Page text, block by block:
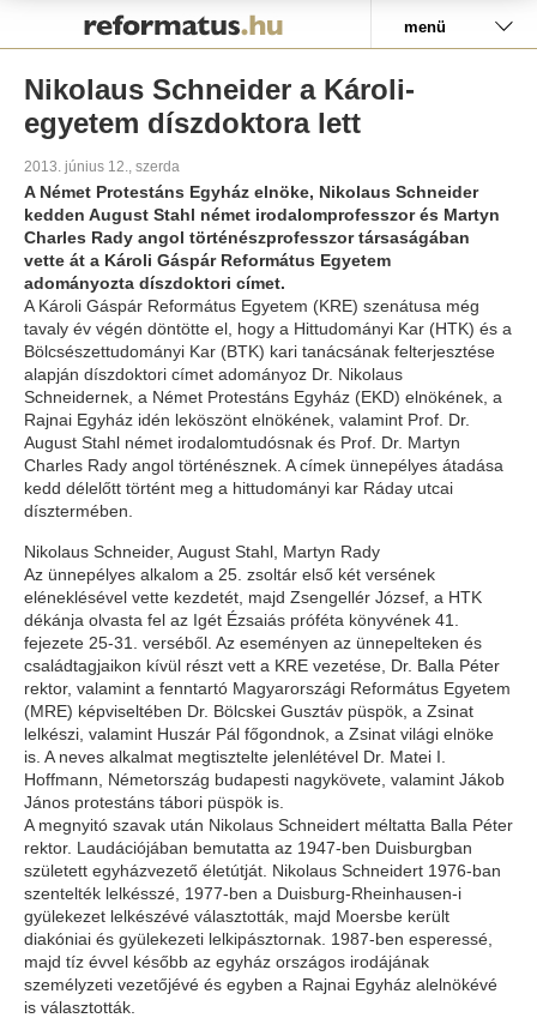
menü
Nikolaus Schneider a Károli-
egyetem díszdoktora lett
2013. június 12., szerda
A Német Protestáns Egyház elnöke, Nikolaus Schneider
kedden August Stahl német irodalomprofesszor és Martyn
Charles Rady angol történészprofesszor társaságában
vette át a Károli Gáspár Református Egyetem
adományozta díszdoktori címet.
A Károli Gáspár Református Egyetem (KRE) szenátusa még
tavaly év végén döntötte el, hogy a Hittudományi Kar (HTK) és a
Bölcsészettudományi Kar (BTK) kari tanácsának felterjesztése
alapján díszdoktori címet adományoz Dr. Nikolaus
Schneidernek, a Német Protestáns Egyház (EKD) elnökének, a
Rajnai Egyház idén leköszönt elnökének, valamint Prof. Dr.
August Stahl német irodalomtudósnak és Prof. Dr. Martyn
Charles Rady angol történésznek. A címek ünnepélyes átadása
kedd délelőtt történt meg a hittudományi kar Ráday utcai
dísztermében.
Nikolaus Schneider, August Stahl, Martyn Rady
Az ünnepélyes alkalom a 25. zsoltár első két versének
eléneklésével vette kezdetét, majd Zsengellér József, a HTK
dékánja olvasta fel az Igét Ézsaiás próféta könyvének 41.
fejezete 25-31. verséből. Az eseményen az ünnepelteken és
családtagjaikon kívül részt vett a KRE vezetése, Dr. Balla Péter
rektor, valamint a fenntartó Magyarországi Református Egyetem
(MRE) képviseltében Dr. Bölcskei Gusztáv püspök, a Zsinat
lelkészi, valamint Huszár Pál főgondnok, a Zsinat világi elnöke
is. A neves alkalmat megtisztelte jelenlétével Dr. Matei I.
Hoffmann, Németország budapesti nagykövete, valamint Jákob
János protestáns tábori püspök is.
A megnyitó szavak után Nikolaus Schneidert méltatta Balla Péter
rektor. Laudációjában bemutatta az 1947-ben Duisburgban
született egyházvezető életútját. Nikolaus Schneidert 1976-ban
szentelték lelkésszé, 1977-ben a Duisburg-Rheinhausen-i
gyülekezet lelkészévé választották, majd Moersbe került
diakóniai és gyülekezeti lelkipásztornak. 1987-ben esperessé,
majd tíz évvel később az egyház országos irodájának
személyzeti vezetőjévé és egyben a Rajnai Egyház alelnökévé
is választották.